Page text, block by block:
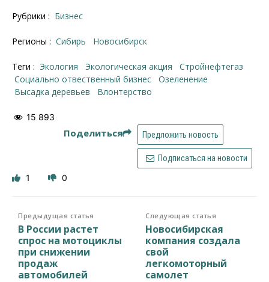
Рубрики : Бизнес
Регионы : Сибирь Новосибирск
Теги : экология экологическая акция
Стройнефтегаз
социально отвественный бизнес
озеленение
высадка деревьев
влонтерство
15 893
Поделиться Предложить новость
Подписаться на новости
1 0
Предыдущая статья
В России растет
спрос на мотоциклы
при снижении
продаж
автомобилей
Следующая статья
Новосибирская
компания создала
свой
легкомоторный
самолет